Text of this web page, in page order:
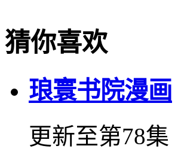
猜你喜欢
琅寰书院漫画
更新至第78集